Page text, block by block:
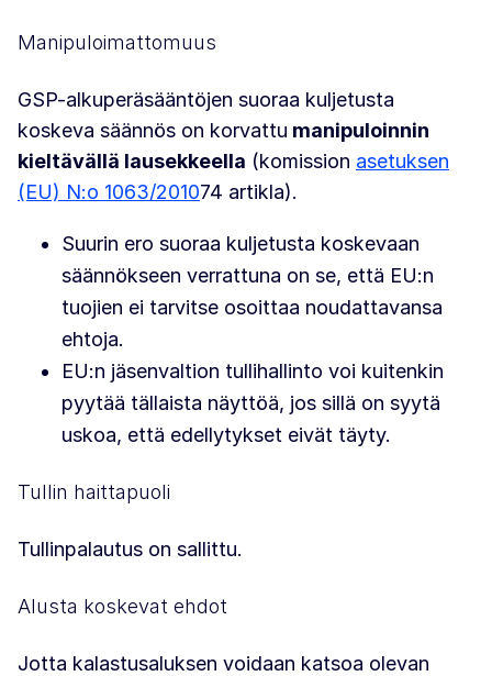
Manipuloimattomuus
GSP-alkuperäsääntöjen suoraa kuljetusta
koskeva säännös on korvattu manipuloinnin
kieltävällä lausekkeella (komission asetuksen
(EU) N:o 1063/201074 artikla).
Suurin ero suoraa kuljetusta koskevaan
säännökseen verrattuna on se, että EU:n
tuojien ei tarvitse osoittaa noudattavansa
ehtoja.
EU:n jäsenvaltion tullihallinto voi kuitenkin
pyytää tällaista näyttöä, jos sillä on syytä
uskoa, että edellytykset eivät täyty.
Tullin haittapuoli
Tullinpalautus on sallittu.
Alusta koskevat ehdot
Jotta kalastusaluksen voidaan katsoa olevan